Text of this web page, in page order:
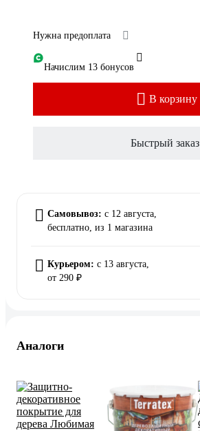
Нужна предоплата
Начислим 13 бонусов
В корзину
Быстрый заказ
Самовывоз: c 12 августа,
бесплатно, из 1 магазина
Курьером: c 13 августа,
от 290 ₽
Аналоги